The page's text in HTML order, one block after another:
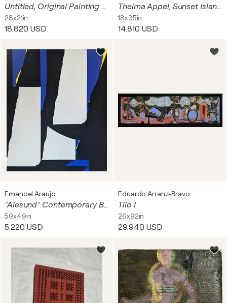
Untitled, Original Painting on Board, Hand Signed, 24 x 18 in.
28x21in
18.820 USD
Thelma Appel, Sunset Island, 2011
18x35in
14.810 USD
Emanoel Araujo
"Alesund" Contemporary Blue, Yellow & Black Geometric Abstract Painting
59x49in
5.220 USD
Eduardo Arranz-Bravo
Tilo 1
26x92in
29.940 USD